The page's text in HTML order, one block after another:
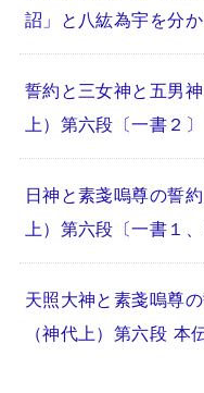
詔」と八紘為宇を分
誓約と三女神と五男
上）第六段〔一書２〕
日神と素戔嗚尊の誓
上）第六段〔一書１、
天照大神と素戔嗚尊
（神代上）第六段 本